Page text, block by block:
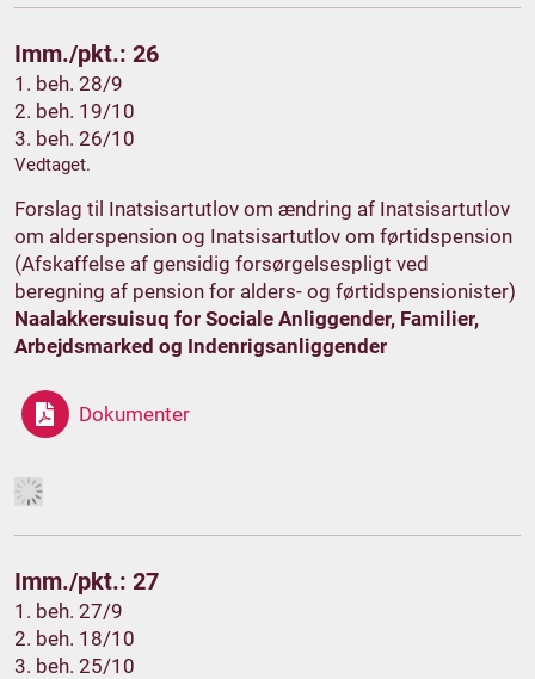
Imm./pkt.: 26
1. beh. 28/9
2. beh. 19/10
3. beh. 26/10
Vedtaget.
Forslag til Inatsisartutlov om ændring af Inatsisartutlov
om alderspension og Inatsisartutlov om førtidspension
(Afskaffelse af gensidig forsørgelsespligt ved
beregning af pension for alders- og førtidspensionister)
Naalakkersuisuq for Sociale Anliggender, Familier,
Arbejdsmarked og Indenrigsanliggender
Dokumenter
Imm./pkt.: 27
1. beh. 27/9
2. beh. 18/10
3. beh. 25/10